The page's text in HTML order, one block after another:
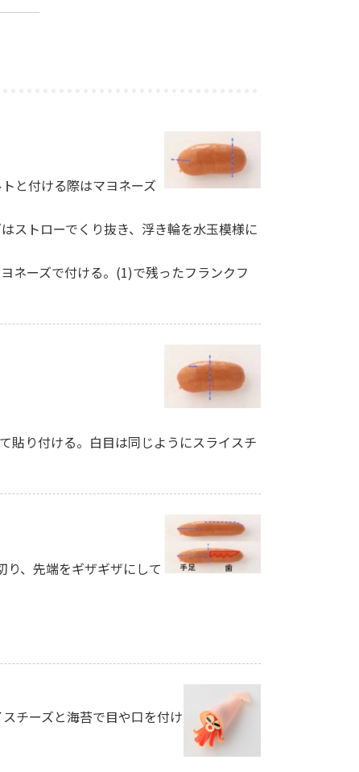
と付ける際はマヨネーズ
ストローでくり抜き、浮き輪を水玉模様に
ネーズで付ける。(1)で残ったフランクフ
貼り付ける。白目は同じようにスライスチ
、先端をギザギザにして
チーズと海苔で目や口を付け